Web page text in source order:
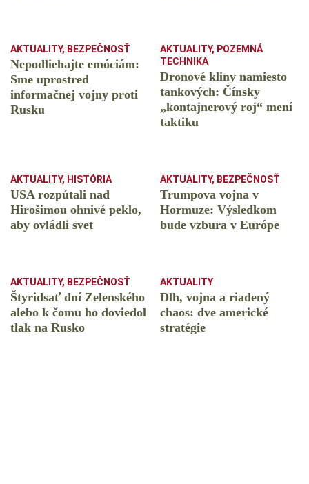
AKTUALITY, BEZPEČNOSŤ
Nepodliehajte emóciám:
Sme uprostred
informačnej vojny proti
Rusku
AKTUALITY, POZEMNÁ
TECHNIKA
Dronové kliny namiesto
tankových: Čínsky
️„kontajnerový roj“ mení
taktiku
AKTUALITY, HISTÓRIA
USA rozpútali nad
Hirošimou ohnivé peklo,
aby ovládli svet
AKTUALITY, BEZPEČNOSŤ
Trumpova vojna v
Hormuze: Výsledkom
bude vzbura v Európe
AKTUALITY, BEZPEČNOSŤ
Štyridsať dní Zelenského
alebo k čomu ho doviedol
tlak na Rusko
AKTUALITY
Dlh, vojna a riadený
chaos: dve americké
stratégie